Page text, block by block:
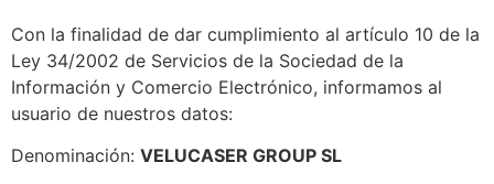
Con la finalidad de dar cumplimiento al artículo 10 de la
Ley 34/2002 de Servicios de la Sociedad de la
Información y Comercio Electrónico, informamos al
usuario de nuestros datos:
Denominación: VELUCASER GROUP SL